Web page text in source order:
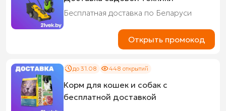
Бесплатная доставка по Беларуси
Открыть промокод
до 31.08 448 открытий
Корм для кошек и собак с
бесплатной доставкой